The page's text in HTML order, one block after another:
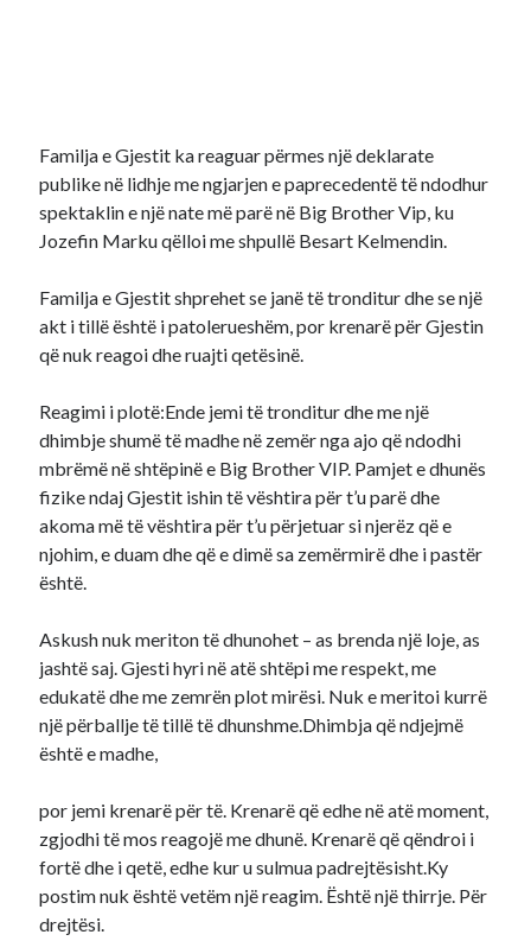
Familja e Gjestit ka reaguar përmes një deklarate
publike në lidhje me ngjarjen e paprecedentë të ndodhur
spektaklin e një nate më parë në Big Brother Vip, ku
Jozefin Marku qëlloi me shpullë Besart Kelmendin.
Familja e Gjestit shprehet se janë të tronditur dhe se një
akt i tillë është i patolerueshëm, por krenarë për Gjestin
që nuk reagoi dhe ruajti qetësinë.
Reagimi i plotë:Ende jemi të tronditur dhe me një
dhimbje shumë të madhe në zemër nga ajo që ndodhi
mbrëmë në shtëpinë e Big Brother VIP. Pamjet e dhunës
fizike ndaj Gjestit ishin të vështira për t’u parë dhe
akoma më të vështira për t’u përjetuar si njerëz që e
njohim, e duam dhe që e dimë sa zemërmirë dhe i pastër
është.
Askush nuk meriton të dhunohet – as brenda një loje, as
jashtë saj. Gjesti hyri në atë shtëpi me respekt, me
edukatë dhe me zemrën plot mirësi. Nuk e meritoi kurrë
një përballje të tillë të dhunshme.Dhimbja që ndjejmë
është e madhe,
por jemi krenarë për të. Krenarë që edhe në atë moment,
zgjodhi të mos reagojë me dhunë. Krenarë që qëndroi i
fortë dhe i qetë, edhe kur u sulmua padrejtësisht.Ky
postim nuk është vetëm një reagim. Është një thirrje. Për
drejtësi.